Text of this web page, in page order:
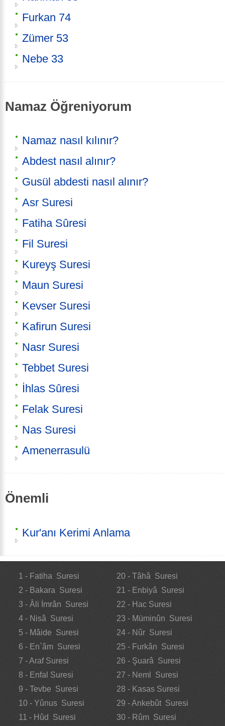
Furkan 74
Zümer 53
Nebe 33
Namaz Öğreniyorum
Namaz nasıl kılınır?
Abdest nasıl alınır?
Gusül abdesti nasıl alınır?
Asr Suresi
Fatiha Sûresi
Fil Suresi
Kureyş Suresi
Maun Suresi
Kevser Suresi
Kafirun Suresi
Nasr Suresi
Tebbet Suresi
İhlas Sûresi
Felak Suresi
Nas Suresi
Amenerrasulü
Önemli
Kur'anı Kerimi Anlama
1 - Fatiha Suresi
2 - Bakara Suresi
3 - Âli İmrân Suresi
4 - Nisâ Suresi
5 - Mâide Suresi
6 - En`âm Suresi
7 - Araf Suresi
8 - Enfal Suresi
9 - Tevbe Suresi
10 - Yûnus Suresi
11 - Hûd Suresi
20 - Tâhâ Suresi
21 - Enbiyâ Suresi
22 - Hac Suresi
23 - Müminûn Suresi
24 - Nûr Suresi
25 - Furkân Suresi
26 - Şuarâ Suresi
27 - Neml Suresi
28 - Kasas Suresi
29 - Ankebût Suresi
30 - Rûm Suresi